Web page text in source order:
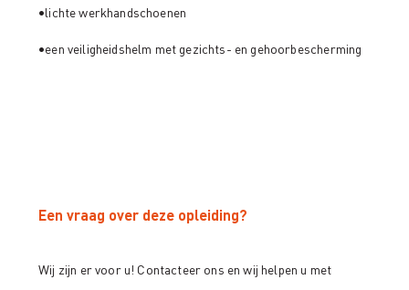
•lichte werkhandschoenen
•een veiligheidshelm met gezichts- en gehoorbescherming
Een vraag over deze opleiding?
Wij zijn er voor u! Contacteer ons en wij helpen u met